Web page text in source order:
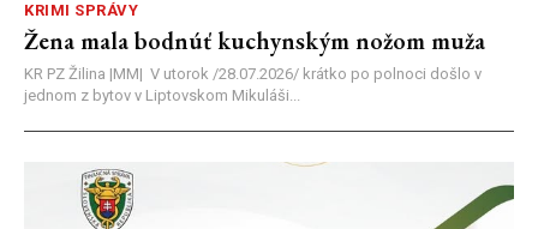
KRIMI SPRÁVY
Žena mala bodnúť kuchynským nožom muža
KR PZ Žilina |MM| V utorok /28.07.2026/ krátko po polnoci došlo v
jednom z bytov v Liptovskom Mikuláši...